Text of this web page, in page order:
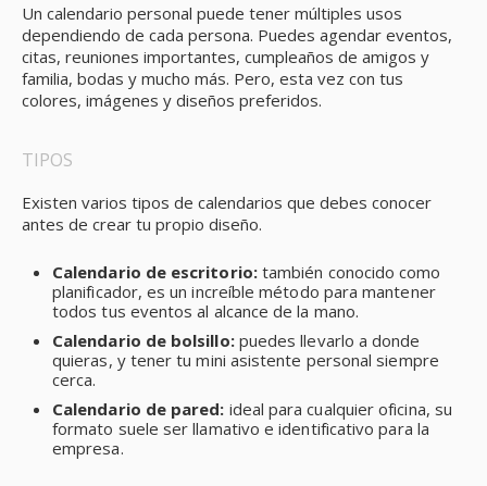
Un calendario personal puede tener múltiples usos
dependiendo de cada persona. Puedes agendar eventos,
citas, reuniones importantes, cumpleaños de amigos y
familia, bodas y mucho más. Pero, esta vez con tus
colores, imágenes y diseños preferidos.
TIPOS
Existen varios tipos de calendarios que debes conocer
antes de crear tu propio diseño.
Calendario de escritorio: también conocido como
planificador, es un increíble método para mantener
todos tus eventos al alcance de la mano.
Calendario de bolsillo: puedes llevarlo a donde
quieras, y tener tu mini asistente personal siempre
cerca.
Calendario de pared: ideal para cualquier oficina, su
formato suele ser llamativo e identificativo para la
empresa.